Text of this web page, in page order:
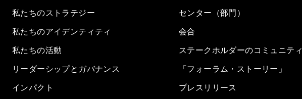
私たちのストラテジー
私たちのアイデンティティ
私たちの活動
リーダーシップとガバナンス
インパクト
センター（部門）
会合
ステークホルダーのコミュニティ
「フォーラム・ストーリー」
プレスリリース